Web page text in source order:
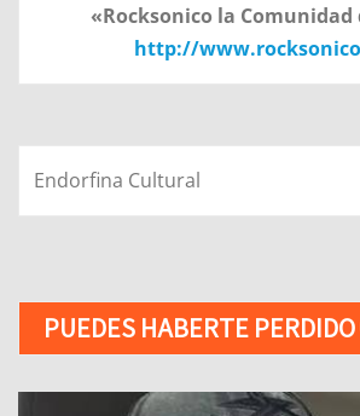
«Rocksonico la Comunidad
http://
Endorfina Cultural
PUEDES HABERTE PERDIDO